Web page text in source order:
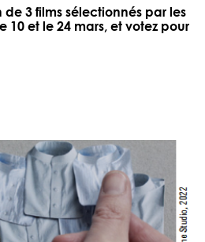
3 films sélectionnés par les
10 et le 24 mars, et votez pour